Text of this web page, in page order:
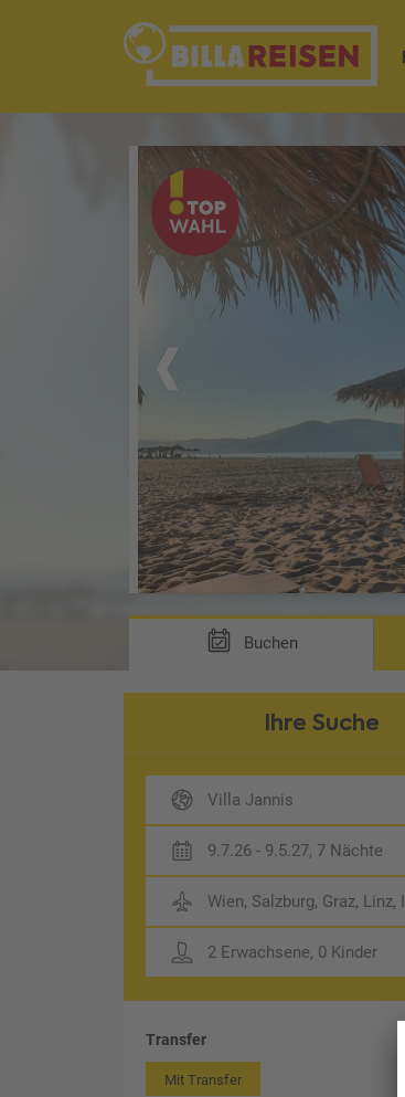
Buchen
Ihre Suche
Villa Jannis
9.7.26 - 9.5.27, 7 Nächte
Wien, Salzburg, Graz,
2 Erwachsene, 0 Kinder
Transfer
Mit Transfer